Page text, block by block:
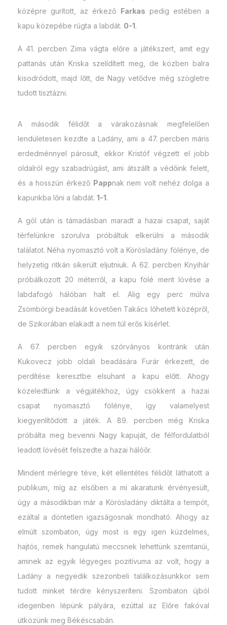
középre gurított, az érkező Farkas pedig estében a
kapu közepébe rúgta a labdát. 0-1.
A 41. percben Zima vágta előre a játékszert, amit egy
pattanás után Kriska szelídített meg, de közben balra
kisodródott, majd lőtt, de Nagy vetődve még szögletre
tudott tisztázni.
A második félidőt a várakozásnak megfelelően
lendületesen kezdte a Ladány, ami a 47. percben máris
erdedménnyel párosult, ekkor Kristóf végzett el jobb
oldalról egy szabadrúgást, ami átszállt a védőink felett,
és a hosszún érkező Pappnak nem volt nehéz dolga a
kapunkba lőni a labdát. 1-1.
A gól után is támadásban maradt a hazai csapat, saját
térfelünkre szorulva próbáltuk elkerülni a második
találatot. Néha nyomasztó volt a Körösladány fölénye, de
helyzetig ritkán sikerült eljutniuk. A 62. percben Knyihár
próbálkozott 20 méterről, a kapu fölé ment lövése a
labdafogó hálóban halt el. Alig egy perc múlva
Zsömbörgi beadását követően Takács lőhetett középről,
de Szikorában elakadt a nem túl erős kísérlet.
A 67. percben egyik szórványos kontránk után
Kukovecz jobb oldali beadására Furár érkezett, de
perdítése keresztbe elsuhant a kapu előtt. Ahogy
közeledtünk a végjátékhoz, úgy csökkent a hazai
csapat nyomasztó fölénye, így valamelyest
kiegyenlítődött a játék. A 89. percben még Kriska
próbálta meg bevenni Nagy kapuját, de félfordulatból
leadott lövését felszedte a hazai hálóőr.
Mindent mérlegre téve, két ellentétes félidőt láthatott a
publikum, míg az elsőben a mi akaratunk érvényesült,
úgy a másodikban már a Körösladány diktálta a tempót,
ezáltal a döntetlen igazságosnak mondható. Ahogy az
elmúlt szombaton, úgy most is egy igen küzdelmes,
hajtós, remek hangulatú meccsnek lehettünk szemtanúi,
aminek az egyik légyeges pozitívuma az volt, hogy a
Ladány a negyedik szezonbeli találkozásunkkor sem
tudott minket térdre kényszeríteni. Szombaton újból
idegenben lépünk pályára, ezúttal az Előre fakóval
ütközünk meg Békéscsabán.